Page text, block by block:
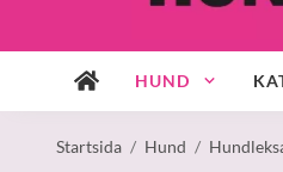
HUND
Startsida / Hund /